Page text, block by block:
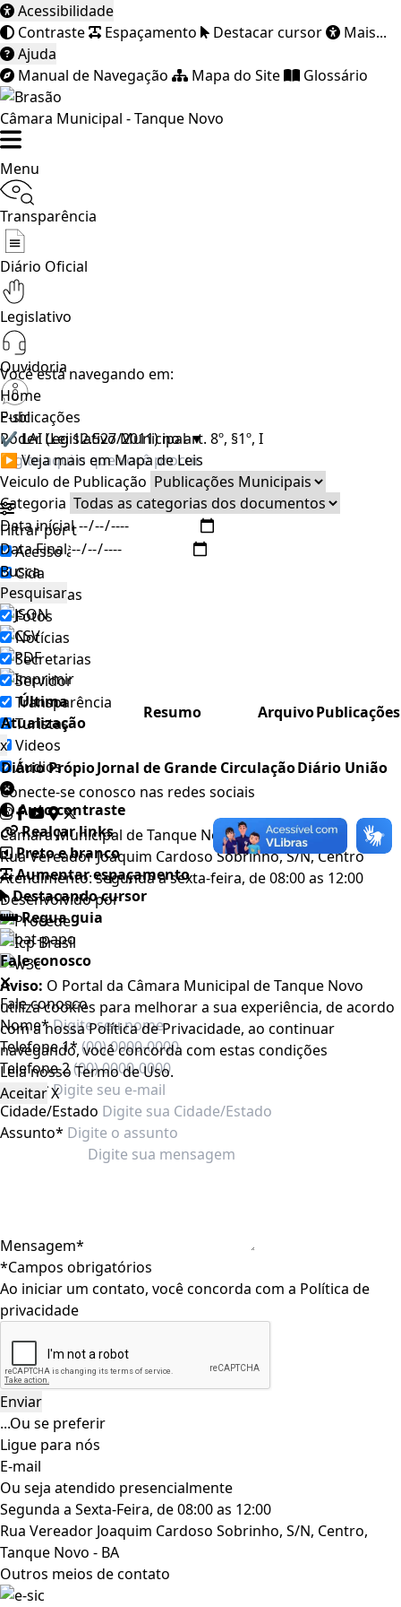
Acessibilidade
Contraste
Espaçamento Destacar cursor
Mais...
Ajuda
Manual de Navegação
Mapa do Site Glossário
Câmara Municipal - Tanque Novo
Menu
Transparência
Diário Oficial
Legislativo
Ouvidoria
E-sic
Poder Legislativo Municipal▼
Filtrar por todos
Acesso à Informação
Cidadão
Empresas
Fotos
Notícias
Secretarias
Servidor
Transparência
Turistas
Videos
Áudios
Auto contraste
Realçar links
Preto e branco
Aumentar espaçamento
Destacando cursor
Regua guia
Fale conosco
Fale conosco
Nome*
Telefone 1*
Telefone 2
E-mail*
Cidade/Estado
Assunto*
Mensagem*
*Campos obrigatórios
Ao iniciar um contato, você concorda com a Política de
privacidade
...Ou se preferir
Ligue para nós
E-mail
Ou seja atendido presencialmente
Segunda a Sexta-Feira, de 08:00 as 12:00
Rua Vereador Joaquim Cardoso Sobrinho, S/N, Centro,
Tanque Novo - BA
Outros meios de contato
Você está navegando em:
Home
Publicações
✔ LAI (Lei 12.527/2011) no art. 8º, §1º, I
▶ Veja mais em Mapa de Leis
Veiculo de Publicação
Categoria
Data inícial
Data Final
Busca
Pesquisar
Última
Atualização
Resumo ArquivoPublicações
x
Diário PrópioJornal de Grande CirculaçãoDiário União
Conecte-se conosco nas redes sociais
Câmara Municipal de Tanque Novo - Bahia
Rua Vereador Joaquim Cardoso Sobrinho, S/N, Centro
Atendimento: segunda a sexta-feira, de 08:00 as 12:00
Desenvolvido por
Aviso: O Portal da Câmara Municipal de Tanque Novo
utiliza cookies para melhorar a sua experiência, de acordo
com a nossa Política de Privacidade, ao continuar
navegando, você concorda com estas condições
Leia nossoTermo de Uso.
AceitarX